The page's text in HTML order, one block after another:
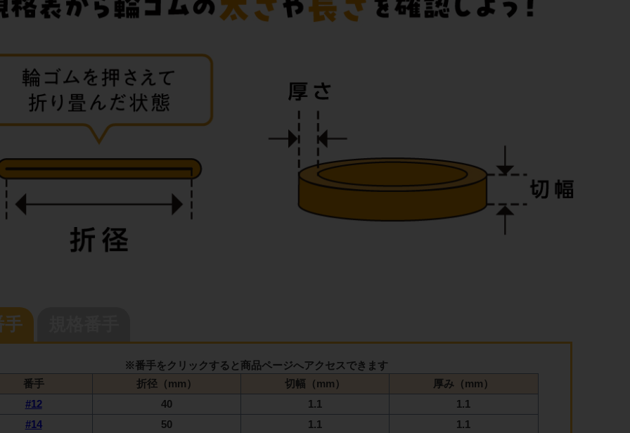
手
※番手をクリックすると商品ページへアクセスできます
番手
折径（mm） 切幅（mm）
厚み（mm）
#12
40 1.1
1.1
#14
50 1.1
1.1